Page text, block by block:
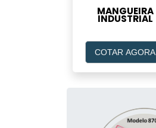
MANGUEIRA
INDUSTRIAL
COTAR AGORA